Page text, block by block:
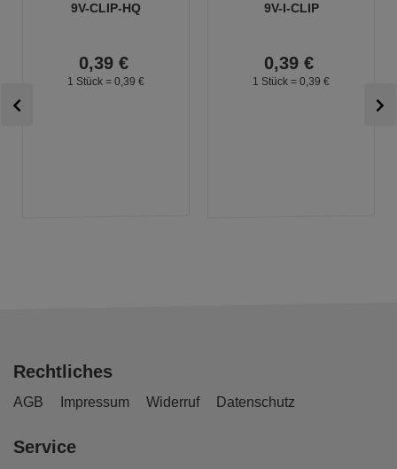
9V-CLIP-HQ
0,39 €
1 Stück = 0, 39 €
9V-I-CLIP
0,39 €
1 Stück = 0, 39 €
Rechtliches
AGB Impressum Widerruf Datenschutz
Service